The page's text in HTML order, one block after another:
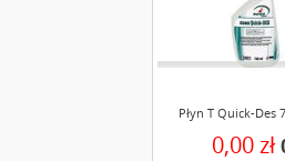
Płyn T Quick-Des
0,00 zł